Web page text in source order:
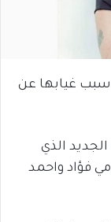
سبب غيابها عن
الذي
فؤاد واحمد